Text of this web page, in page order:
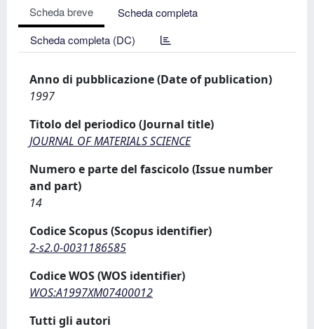
Scheda breve
Scheda completa
Scheda completa (DC)
Anno di pubblicazione (Date of publication)
1997
Titolo del periodico (Journal title)
JOURNAL OF MATERIALS SCIENCE
Numero e parte del fascicolo (Issue number
and part)
14
Codice Scopus (Scopus identifier)
2-s2.0-0031186585
Codice WOS (WOS identifier)
WOS:A1997XM07400012
Tutti gli autori